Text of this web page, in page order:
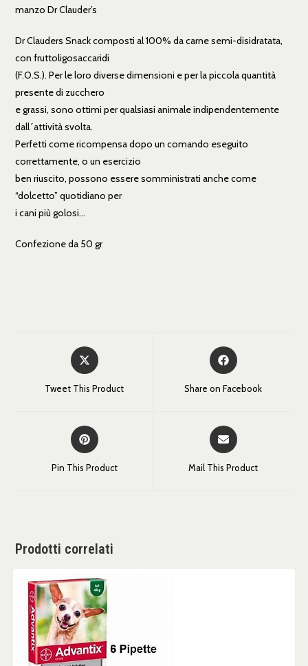
manzo Dr Clauder’s
Dr Clauders Snack composti al 100% da carne semi-disidratata,
con fruttoligosaccaridi
(F.O.S.). Per le loro diverse dimensioni e per la piccola quantità
presente di zucchero
e grassi, sono ottimi per qualsiasi animale indipendentemente
dall´attività svolta.
Perfetti come ricompensa dopo un comando eseguito
correttamente, o un esercizio
ben riuscito, possono essere somministrati anche come
“dolcetto” quotidiano per
i cani più golosi…
Confezione da 50 gr
Tweet This Product Share on Facebook
Pin This Product Mail This Product
Prodotti correlati